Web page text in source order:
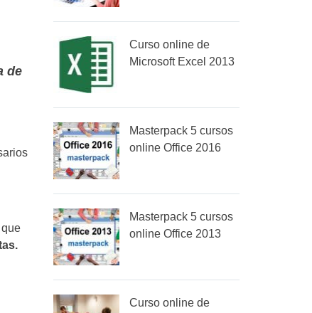
de
Curso online de
Microsoft Excel 2013
Masterpack 5 cursos
online Office 2016
Masterpack 5 cursos
online Office 2013
Curso online de